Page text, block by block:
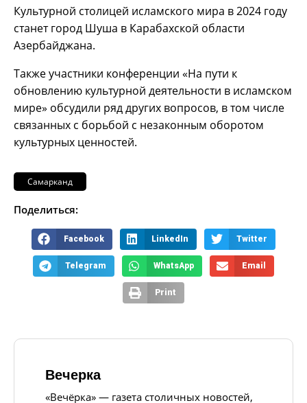
Культурной столицей исламского мира в 2024 году
станет город Шуша в Карабахской области
Азербайджана.
Также участники конференции «На пути к
обновлению культурной деятельности в исламском
мире» обсудили ряд других вопросов, в том числе
связанных с борьбой с незаконным оборотом
культурных ценностей.
Самарканд
Поделиться:
Facebook LinkedIn Twitter
Telegram WhatsApp Email
Print
Вечерка
«Вечёрка» — газета столичных новостей,